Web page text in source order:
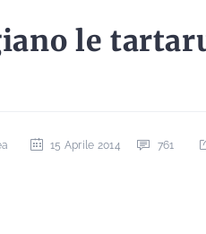
le
15 Aprile 2014 761